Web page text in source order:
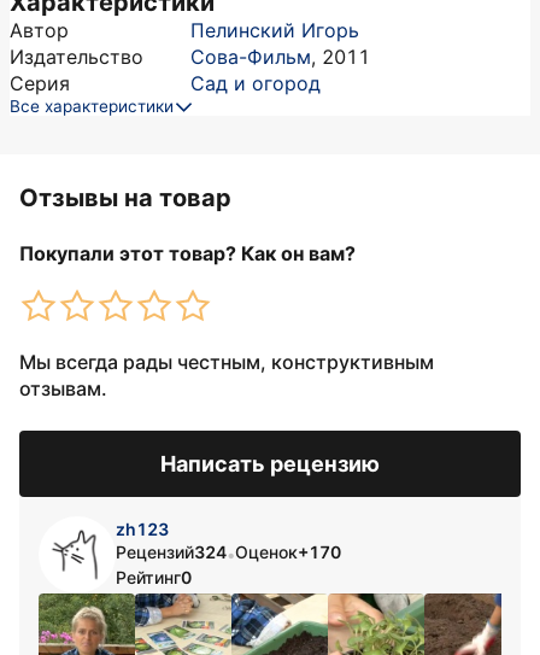
Автор
Пелинский Игорь
Издательство
Сова-Фильм, 2011
Серия
Сад и огород
Все характеристики
Отзывы на товар
Покупали этот товар? Как он вам?
Мы всегда рады честным, конструктивным
отзывам.
Написать рецензию
zh123
Рецензий324•Оценок+170
Рейтинг0